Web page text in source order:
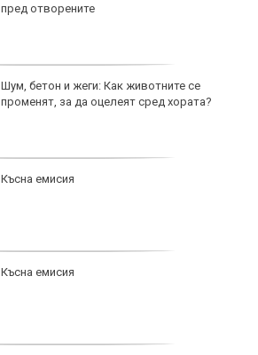
пред отворените
Шум, бетон и жеги: Как животните се
променят, за да оцелеят сред хората?
Късна емисия
Късна емисия